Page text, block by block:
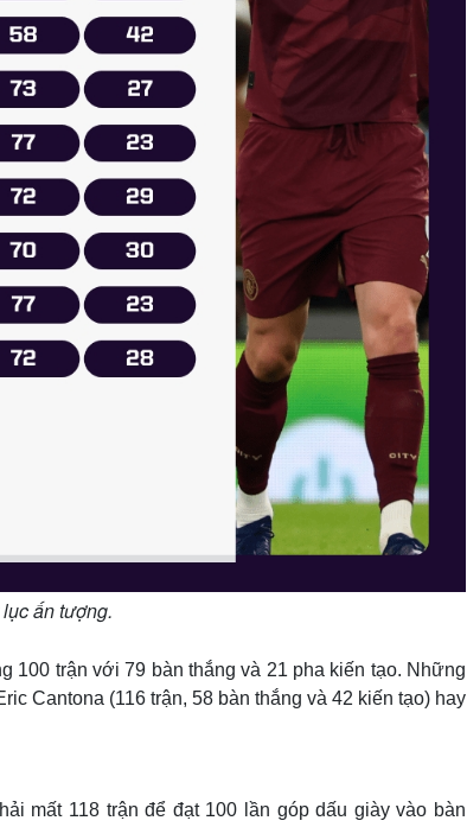
ấn tượng.
100 trận với 79 bàn thắng và 21 pha kiến tạo. Những
Cantona (116 trận, 58 bàn thắng và 42 kiến tạo) hay
mất 118 trận để đạt 100 lần góp dấu giày vào bàn